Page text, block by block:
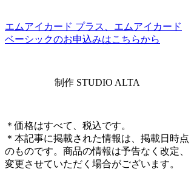
エムアイカード プラス、エムアイカード
ベーシックのお申込みはこちらから
制作 STUDIO ALTA
＊価格はすべて、税込です。
＊本記事に掲載された情報は、掲載日時点
のものです。商品の情報は予告なく改定、
変更させていただく場合がございます。